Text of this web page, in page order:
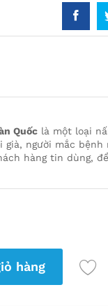
Quốc là một loại
người mắc
hàng tin dùng,
hàng